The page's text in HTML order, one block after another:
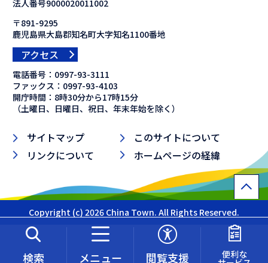
検索 メニュー 閲覧支援 便利な
法人番号9000020011002
〒891-9295
鹿児島県大島郡知名町大字知名1100番地
アクセス
電話番号： 0997-93-3111
ファックス： 0997-93-4103
開庁時間：8時30分から17時15分
（土曜日、日曜日、祝日、年末年始を除く）
サイトマップ
このサイトについて
リンクについて
ホームページの経緯
Copyright (c) 2026 China Town. All Rights Reserved.